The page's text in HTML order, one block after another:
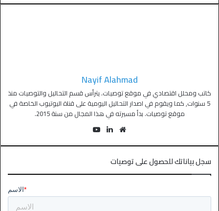
Nayif Alahmad
كاتب ومحلل اقتصادي في موقع توصيات. يترأس قسم التحاليل والتوصيات منذ
5 سنوات, كما ويقوم في اصدار التحاليل اليومية على قناة اليوتيوب الخاصة في
موقع توصيات. بدأ مسيرته في هذا المجال من سنة 2015.
سجل بياناتك للحصول على توصيات